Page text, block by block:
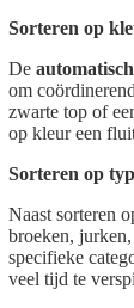
Sorteren op
De
om
zwarte top of
op kleur een
Sorteren op
Naast sorteren
broeken,
specifieke
veel tijd te